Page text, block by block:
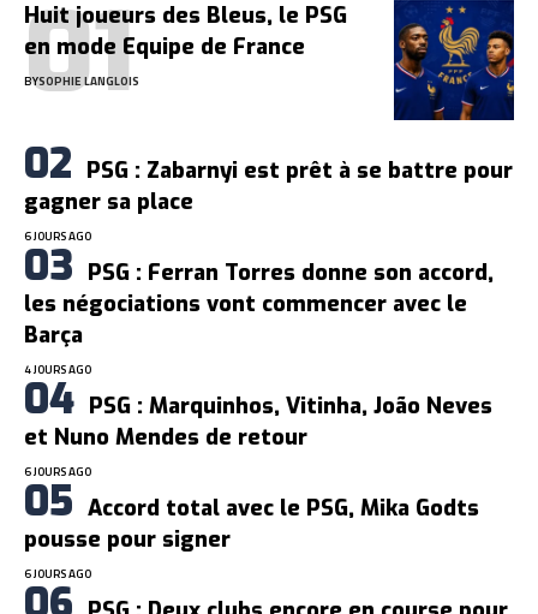
Huit joueurs des Bleus, le PSG
en mode Equipe de France
BYSOPHIE LANGLOIS
PSG : Zabarnyi est prêt à se battre pour
gagner sa place
6 JOURS AGO
PSG : Ferran Torres donne son accord,
les négociations vont commencer avec le
Barça
4 JOURS AGO
PSG : Marquinhos, Vitinha, João Neves
et Nuno Mendes de retour
6 JOURS AGO
Accord total avec le PSG, Mika Godts
pousse pour signer
6 JOURS AGO